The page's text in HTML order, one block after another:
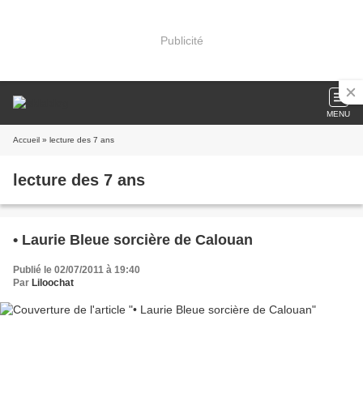
Publicité
MENU
Accueil » lecture des 7 ans
lecture des 7 ans
• Laurie Bleue sorcière de Calouan
Publié le 02/07/2011 à 19:40
Par Liloochat